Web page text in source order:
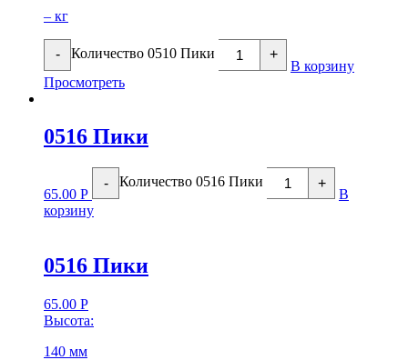
– кг
- Количество 0510 Пики +
В корзину
Просмотреть
0516 Пики
65.00 Р
- Количество 0516 Пики +
В
корзину
0516 Пики
65.00 Р
Высота:
140 мм